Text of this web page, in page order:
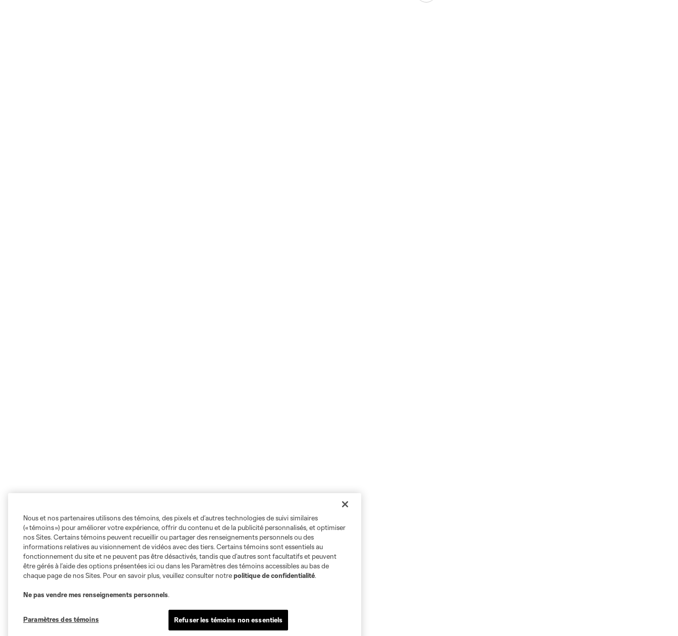
Nous et nos partenaires utilisons des témoins, des pixels et d’autres technologies de suivi similaires
(« témoins ») pour améliorer votre expérience, offrir du contenu et de la publicité personnalisés, et optimiser
nos Sites. Certains témoins peuvent recueillir ou partager des renseignements personnels ou des
informations relatives au visionnement de vidéos avec des tiers. Certains témoins sont essentiels au
fonctionnement du site et ne peuvent pas être désactivés, tandis que d’autres sont facultatifs et peuvent
être gérés à l’aide des options présentées ici ou dans les Paramètres des témoins accessibles au bas de
chaque page de nos Sites. Pour en savoir plus, veuillez consulter notrepolitique de confidentialité.
Ne pas vendre mes renseignements personnels.
Paramètres des témoins Refuser les témoins non essentiels